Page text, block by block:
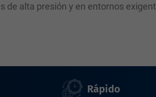
de alta presión y en entornos
Rápido